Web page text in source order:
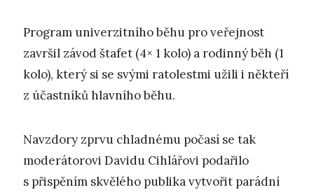
Program univerzitního běhu pro veřejnost
završil závod štafet (4× 1 kolo) a rodinný běh (1
kolo), který si se svými ratolestmi užili i někteří
z účastníků hlavního běhu.
Navzdory zprvu chladnému počasí se tak
moderátorovi Davidu Cihlářovi podařilo
s přispěním skvělého publika vytvořit parádní